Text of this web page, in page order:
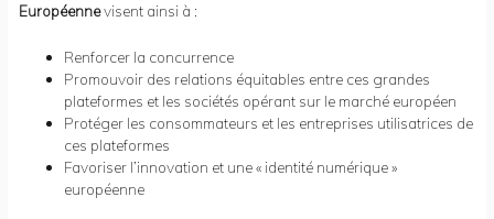
Européennevisent ainsi à :
Renforcer la concurrence
Promouvoir des relations équitables entre ces grandes
plateformes et les sociétés opérant sur le marché européen
Protéger les consommateurs et les entreprises utilisatrices de
ces plateformes
Favoriser l’innovation et une « identité numérique »
européenne